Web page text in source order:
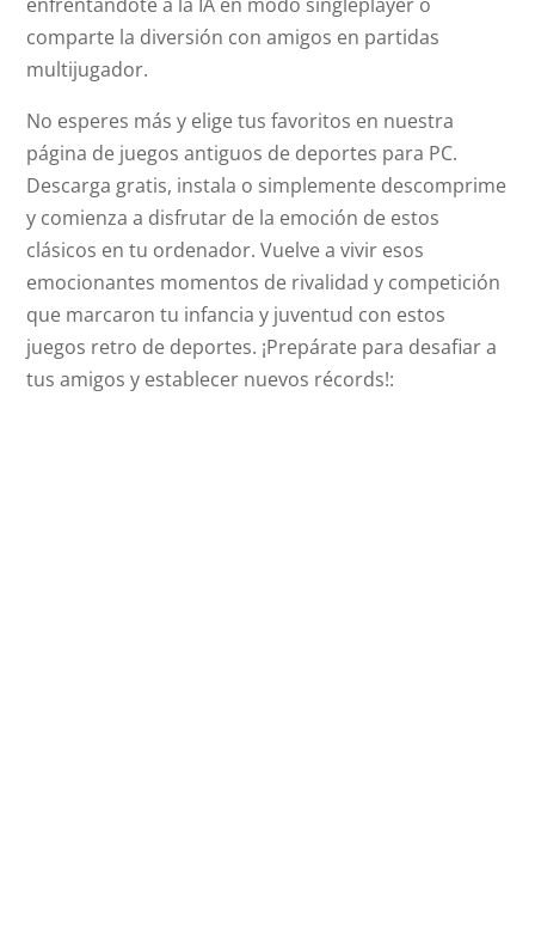
comparte la diversión con amigos en partidas
multijugador.
No esperes más y elige tus favoritos en nuestra
página de juegos antiguos de deportes para PC.
Descarga gratis, instala o simplemente descomprime
y comienza a disfrutar de la emoción de estos
clásicos en tu ordenador. Vuelve a vivir esos
emocionantes momentos de rivalidad y competición
que marcaron tu infancia y juventud con estos
juegos retro de deportes. ¡Prepárate para desafiar a
tus amigos y establecer nuevos récords!: